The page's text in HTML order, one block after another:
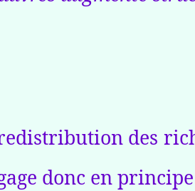
des
donc en